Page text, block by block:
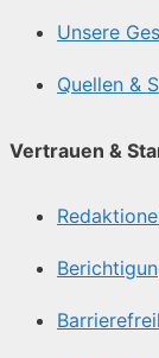
Unsere
Quellen &
Vertrauen &